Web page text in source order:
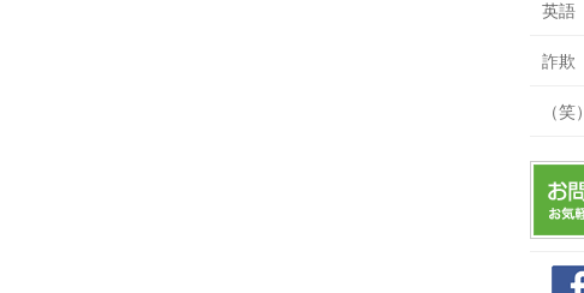
英語
詐欺
（笑）